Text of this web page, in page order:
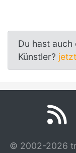
Du hast
Künstler?
© 2002-2026